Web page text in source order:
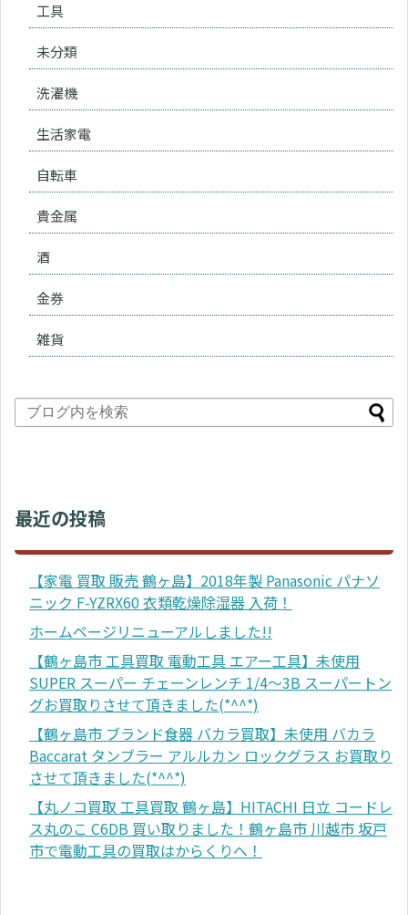
工具
未分類
洗濯機
生活家電
自転車
貴金属
酒
金券
雑貨
最近の投稿
【家電 買取 販売 鶴ヶ島】2018年製 Panasonic パナソ
ニック F-YZRX60 衣類乾燥除湿器 入荷！
ホームページリニューアルしました!!
【鶴ヶ島市 工具買取 電動工具 エアー工具】未使用
SUPER スーパー チェーンレンチ 1/4～3B スーパートン
グお買取りさせて頂きました(*^^*)
【鶴ヶ島市 ブランド食器 バカラ買取】未使用 バカラ
Baccarat タンブラー アルルカン ロックグラス お買取り
させて頂きました(*^^*)
【丸ノコ買取 工具買取 鶴ヶ島】HITACHI 日立 コードレ
ス丸のこ C6DB 買い取りました！鶴ヶ島市 川越市 坂戸
市で電動工具の買取はからくりへ！